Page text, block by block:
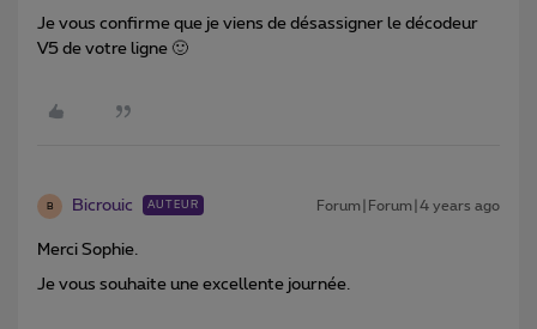
Je vous confirme que je viens de désassigner le décodeur
V5 de votre ligne 🙂
B Bicrouic AUTEUR Forum|Forum|4 years ago
Merci Sophie.
Je vous souhaite une excellente journée.